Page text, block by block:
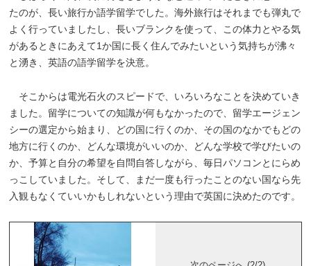
たのが、長い旅行か語学留学でした。海外旅行はそれまでも弾丸で
よく行っていましたし、長いブランクを使って、この体力とやる気
があるときにあえて1か国に長く住んでみたいという気持ちが沸々
と湧き、英語の語学留学を決意。
そこからは電光石火のスピードで、いろいろなことを決めていき
ました。留学についての知識が何もなかったので、留学エージェン
シーの選定から始まり、どの国に行くのか、その国のなかでもどの
地方に行くのか、どんな環境がいいのか、どんな学校で学びたいの
か、予算と自分の希望を自問自答しながら、毎日パソコンとにらめ
っこしていました。そして、まだ一度も行ったことのない国なら先
入観もなくていいかもしれないという理由で英国に決めたのです。